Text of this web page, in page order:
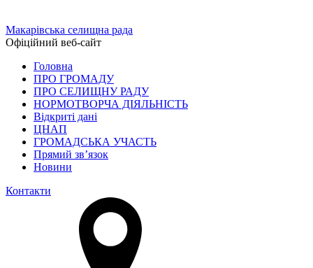
Макарівська селищна рада
Офіційний веб-сайт
Головна
ПРО ГРОМАДУ
ПРО СЕЛИЩНУ РАДУ
НОРМОТВОРЧА ДІЯЛЬНІСТЬ
Відкриті дані
ЦНАП
ГРОМАДСЬКА УЧАСТЬ
Прямий зв’язок
Новини
Контакти